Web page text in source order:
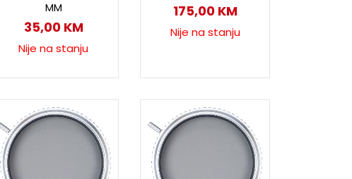
MM
35,00 KM
Nije na stanju
175,00 KM
Nije na stanju